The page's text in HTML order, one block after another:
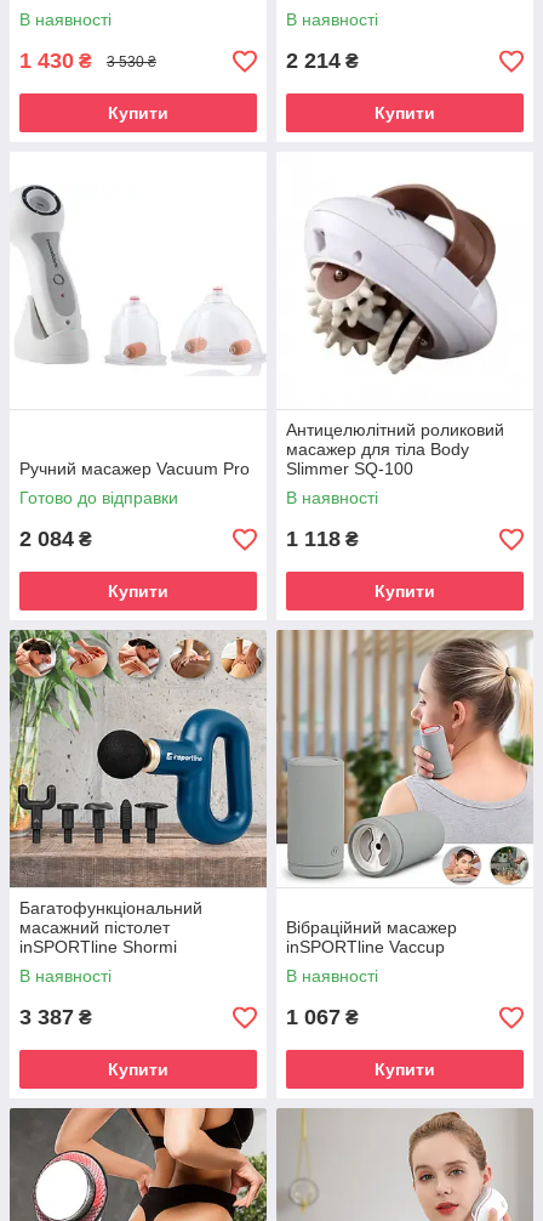
В наявності
1 430 ₴ 3 530 ₴
Купити
В наявності
2 214 ₴
Купити
Ручний масажер Vacuum Pro
Готово до відправки
2 084 ₴
Купити
Антицелюлітний роликовий
масажер для тіла Body
Slimmer SQ-100
В наявності
1 118 ₴
Купити
Багатофункціональний
масажний пістолет
inSPORTline Shormi
В наявності
3 387 ₴
Купити
Вібраційний масажер
inSPORTline Vaccup
В наявності
1 067 ₴
Купити